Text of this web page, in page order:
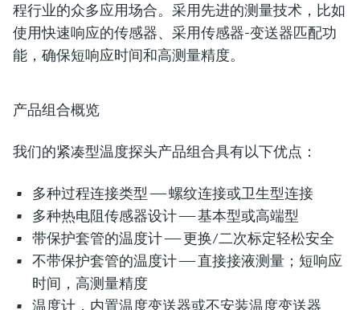
程行业的众多应用场合。采用先进的测量技术，比如
使用快速响应的传感器、采用传感器-变送器匹配功
能，确保短响应时间和高测量精度。
产品组合概览
我们的紧凑型温度探头产品组合具有以下优点：
多种过程连接类型 —— 螺纹连接或卫生型连接
多种热电阻传感器设计 —— 基本型或高端型
带保护套管的温度计 —— 更换/二次标定轻松安全
不带保护套管的温度计 —— 直接接液测量；短响应
时间，高测量精度
温度计，内置温度变送器或不安装温度变送器